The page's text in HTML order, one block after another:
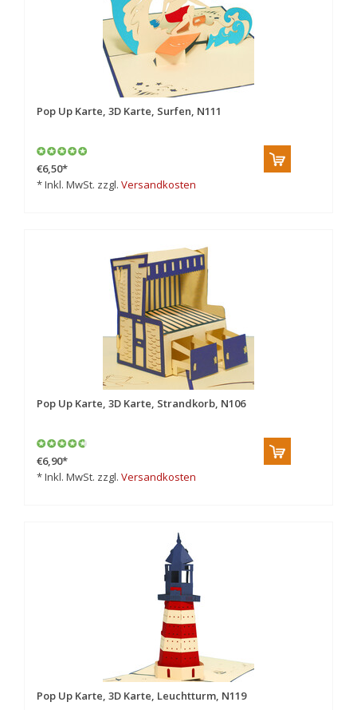
Pop Up Karte, 3D Karte, Surfen, N111
€6,50*
* Inkl. MwSt. zzgl. Versandkosten
Pop Up Karte, 3D Karte, Strandkorb, N106
€6,90*
* Inkl. MwSt. zzgl. Versandkosten
Pop Up Karte, 3D Karte, Leuchtturm, N119